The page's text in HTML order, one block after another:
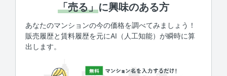
「売る」に興味のある方
あなたのマンションの今の価格を調べてみましょう！
販売履歴と賃料履歴を元にAI（人工知能）が瞬時に算
出します。